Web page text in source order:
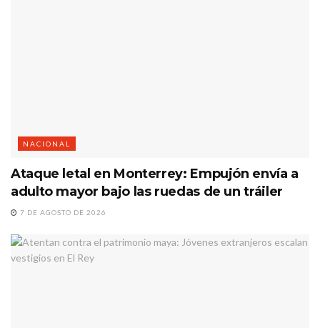
NACIONAL
Ataque letal en Monterrey: Empujón envía a
adulto mayor bajo las ruedas de un tráiler
7 DE AGOSTO DE 2026